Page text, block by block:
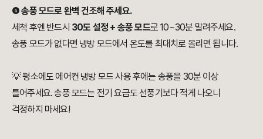
❺송풍 모드로 완벽 건조해 주세요.
세척 후엔 반드시 30도 설정 + 송풍 모드로 10~30분 말려주세요.
송풍 모드가 없다면 냉방 모드에서 온도를 최대치로 올리면 됩니다.
💡 평소에도 에어컨 냉방 모드 사용 후에는 송풍을 30분 이상
틀어주세요. 송풍 모드는 전기 요금도 선풍기보다 적게 나오니
걱정하지 마세요!